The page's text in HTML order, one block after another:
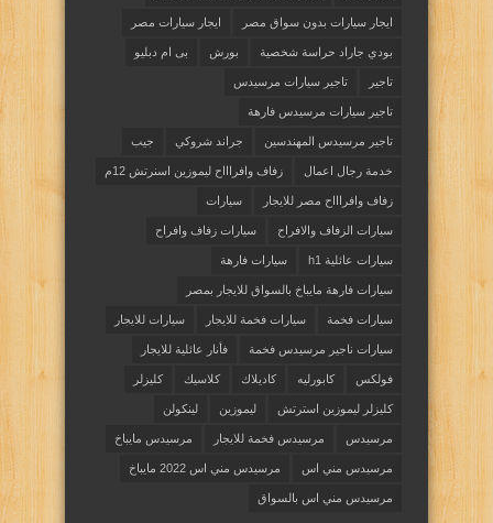
ايجار سيارات بدون سواق مصر ايجار سيارات مصر
بودي جاراد حراسة شخصية بورش بى ام دبليو
تاجير تاجير سيارات مرسيدس
تاجير سيارات مرسيدس فارهة
تاجير مرسيدس المهندسين جراند شروكي جيب
خدمة رجال اعمال زفاف وافراااح ليموزين اسنرتش 12م
زفاف وافراااح مصر للايجار سيارات
سيارات الزفاف والافراح سيارات زفاف وافراح
سيارات عائلية h1 سيارات فارهة
سيارات فارهة مايباخ بالسواق للايجار بمصر
سيارات فخمة سيارات فخمة للايجار سيارات للايجار
سيارات ناجير مرسيدس فخمة فأنار عائلية للايجار
فولكس كابورليه كاديلاك كلاسيك كليزلر
كليزلر ليموزين استرتش ليموزين لينكولن
مرسيدس مرسيدس فخمة للايجار مرسيدس مايباخ
مرسيدس مني اس مرسيدس مني اس 2022 مايباخ
مرسيدس مني اس بالسواق